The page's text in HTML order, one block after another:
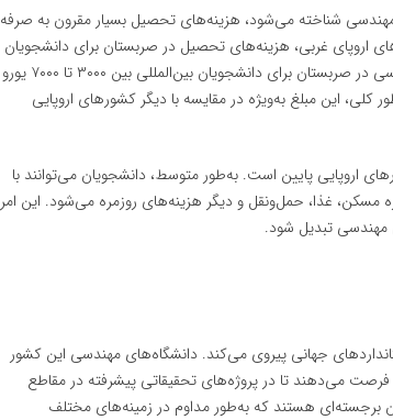
شناخته می‌شود، هزینه‌های تحصیل بسیار مقرون به صرفه
اروپای غربی، هزینه‌های تحصیل در صربستان برای دانشجویان
بین‌المللی بسیار پایین‌تر است. به‌طور متوسط، شهریه تحصیل در رشته مهندسی در صربستان برای دانشجویان بین‌المللی بین ۳۰۰۰ تا ۷۰۰۰ یورو
این مبلغ به‌ویژه در مقایسه با دیگر کشورهای اروپایی
اروپایی پایین است. به‌طور متوسط، دانشجویان می‌توانند با
مسکن، غذا، حمل‌ونقل و دیگر هزینه‌های روزمره می‌شود. این امر
تبدیل شود.
جهانی پیروی می‌کند. دانشگاه‌های مهندسی این کشور
می‌دهند تا در پروژه‌های تحقیقاتی پیشرفته در مقاطع
هستند که به‌طور مداوم در زمینه‌های مختلف